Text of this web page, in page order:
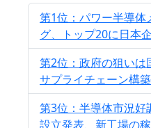
第1位：パワー半導体
グ、トップ20に日本
第2位：政府の狙い
サプライチェーン構
第3位：半導体市況
設立発表、新工場の